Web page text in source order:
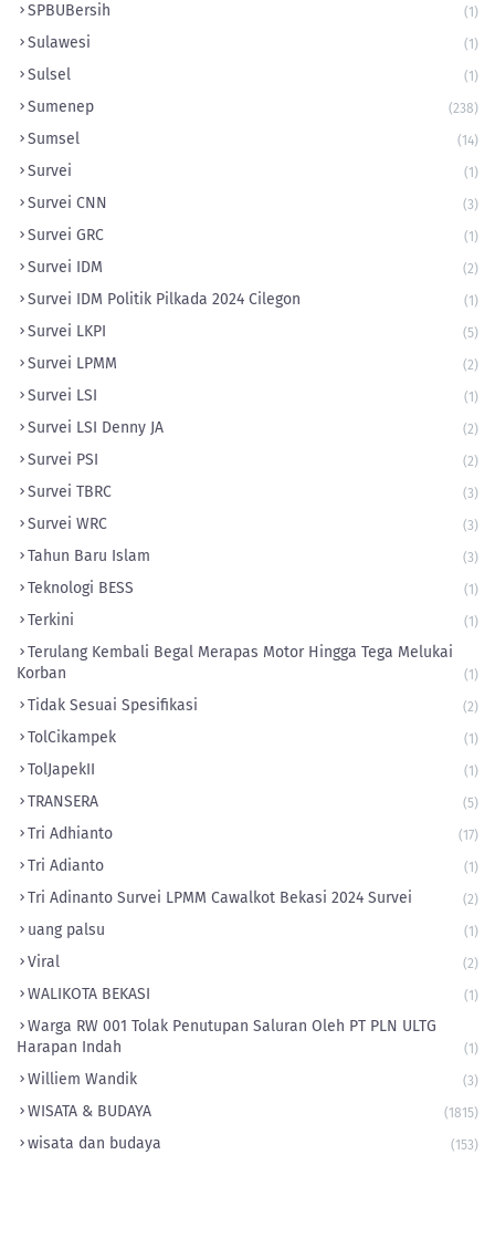
‎SPBUBersih (1)
Sulawesi (1)
Sulsel (1)
Sumenep (238)
Sumsel (14)
Survei (1)
Survei CNN (3)
Survei GRC (1)
Survei IDM (2)
Survei IDM Politik Pilkada 2024 Cilegon (1)
Survei LKPI (5)
Survei LPMM (2)
Survei LSI (1)
Survei LSI Denny JA (2)
Survei PSI (2)
Survei TBRC (3)
Survei WRC (3)
Tahun Baru Islam (3)
Teknologi BESS (1)
Terkini (1)
Terulang Kembali Begal Merapas Motor Hingga Tega Melukai
Korban
(1)
Tidak Sesuai Spesifikasi (2)
TolCikampek (1)
‎TolJapekII (1)
TRANSERA (5)
Tri Adhianto (17)
Tri Adianto (1)
Tri Adinanto Survei LPMM Cawalkot Bekasi 2024 Survei (2)
uang palsu (1)
Viral (2)
WALIKOTA BEKASI (1)
Warga RW 001 Tolak Penutupan Saluran Oleh PT PLN ULTG
Harapan Indah
(1)
Williem Wandik (3)
WISATA & BUDAYA (1815)
wisata dan budaya (153)